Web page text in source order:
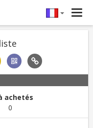
Louise
24/12/2021
achetés
0